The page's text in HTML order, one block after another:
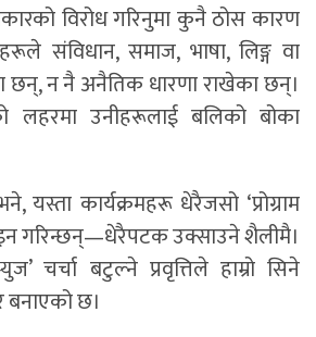
विरोध गरिनुमा कुनै ठोस कारण
संविधान, समाज, भाषा, लिङ्ग वा
छन्, न नै अनैतिक धारणा राखेका छन्।
लहरमा उनीहरूलाई बलिको बोका
यस्ता कार्यक्रमहरू धेरैजसो ‘प्रोग्राम
गरिन्छन्—धेरैपटक उक्साउने शैलीमै।
चर्चा बटुल्ने प्रवृत्तिले हाम्रो सिने
छ।